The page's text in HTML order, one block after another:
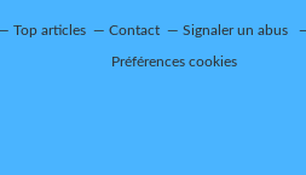
Top articles Contact Signaler un abus
Préférences cookies